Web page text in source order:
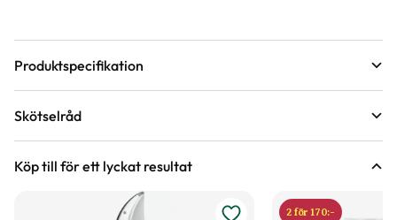
Produktspecifikation
Krukstorlek
Hur vi mäter leveranshöjd på växter
50 - 70 cm Höjd på trädgårdsväxter
Skötselråd
Läge Sol till halvskugga
Vad är odlingszon?
Köp till för ett lyckat resultat
2 för 170:-